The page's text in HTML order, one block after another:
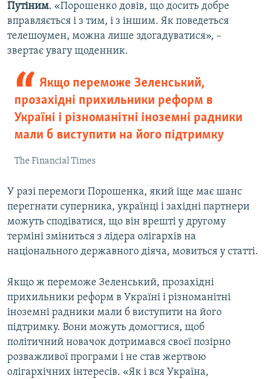
Путіним. «Порошенко довів, що досить добре
вправляється і з тим, і з іншим. Як поведеться
телешоумен, можна лише здогадуватися», –
звертає увагу щоденник.
Якщо переможе Зеленський,
прозахідні прихильники реформ в
Україні і різноманітні іноземні радники
мали б виступити на його підтримку
The Financial Times
У разі перемоги Порошенка, який іще має шанс
перегнати суперника, українці і західні партнери
можуть сподіватися, що він врешті у другому
терміні зміниться з лідера олігархів на
національного державного діяча, мовиться у статті.
Якщо ж переможе Зеленський, прозахідні
прихильники реформ в Україні і різноманітні
іноземні радники мали б виступити на його
підтримку. Вони можуть домогтися, щоб
політичний новачок дотримався своєї позірно
розважливої програми і не став жертвою
олігархічних інтересів. «Як і вся Україна,